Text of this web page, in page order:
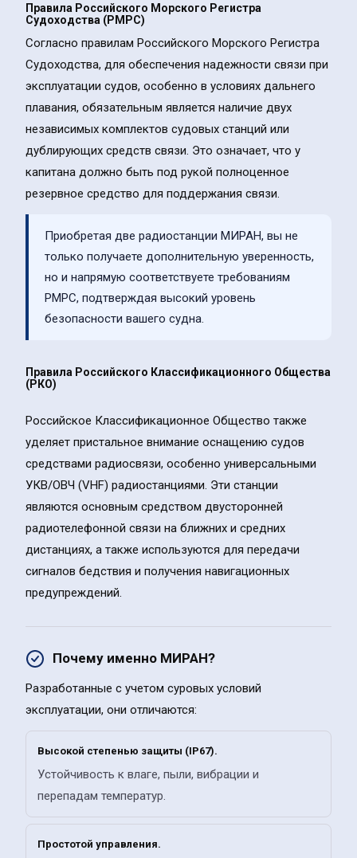
Правила Российского Морского Регистра
Судоходства (РМРС)
Согласно правилам Российского Морского Регистра
Судоходства, для обеспечения надежности связи при
эксплуатации судов, особенно в условиях дальнего
плавания, обязательным является наличие двух
независимых комплектов судовых станций или
дублирующих средств связи. Это означает, что у
капитана должно быть под рукой полноценное
резервное средство для поддержания связи.
Приобретая две радиостанции МИРАН, вы не
только получаете дополнительную уверенность,
но и напрямую соответствуете требованиям
РМРС, подтверждая высокий уровень
безопасности вашего судна.
Правила Российского Классификационного Общества
(РКО)
Российское Классификационное Общество также
уделяет пристальное внимание оснащению судов
средствами радиосвязи, особенно универсальными
УКВ/ОВЧ (VHF) радиостанциями. Эти станции
являются основным средством двусторонней
радиотелефонной связи на ближних и средних
дистанциях, а также используются для передачи
сигналов бедствия и получения навигационных
предупреждений.
Почему именно МИРАН?
Разработанные с учетом суровых условий
эксплуатации, они отличаются:
Высокой степенью защиты (IP67).
Устойчивость к влаге, пыли, вибрации и
перепадам температур.
Простотой управления.